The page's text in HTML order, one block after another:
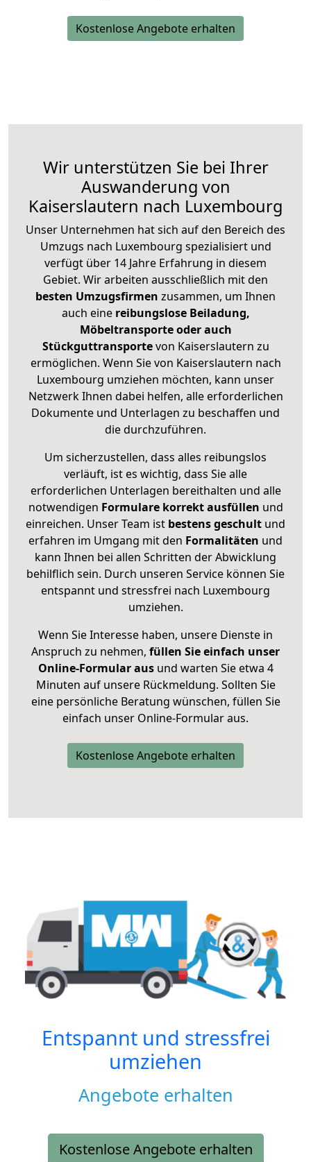
Kostenlose Angebote erhalten
Wir unterstützen Sie bei Ihrer
Auswanderung von
Kaiserslautern nach Luxembourg
Unser Unternehmen hat sich auf den Bereich des
Umzugs nach Luxembourg spezialisiert und
verfügt über 14 Jahre Erfahrung in diesem
Gebiet. Wir arbeiten ausschließlich mit den
besten Umzugsfirmen zusammen, um Ihnen
auch eine reibungslose Beiladung,
Möbeltransporte oder auch
Stückguttransportevon Kaiserslautern zu
ermöglichen. Wenn Sie von Kaiserslautern nach
Luxembourg umziehen möchten, kann unser
Netzwerk Ihnen dabei helfen, alle erforderlichen
Dokumente und Unterlagen zu beschaffen und
die durchzuführen.
Um sicherzustellen, dass alles reibungslos
verläuft, ist es wichtig, dass Sie alle
erforderlichen Unterlagen bereithalten und alle
notwendigen Formulare korrekt ausfüllen und
einreichen. Unser Team ist bestens geschult und
erfahren im Umgang mit den Formalitäten und
kann Ihnen bei allen Schritten der Abwicklung
behilflich sein. Durch unseren Service können Sie
entspannt und stressfrei nach Luxembourg
umziehen.
Wenn Sie Interesse haben, unsere Dienste in
Anspruch zu nehmen, füllen Sie einfach unser
Online-Formular ausund warten Sie etwa 4
Minuten auf unsere Rückmeldung. Sollten Sie
eine persönliche Beratung wünschen, füllen Sie
einfach unser Online-Formular aus.
Kostenlose Angebote erhalten
Entspannt und stressfrei
umziehen
Angebote erhalten
Kostenlose Angebote erhalten